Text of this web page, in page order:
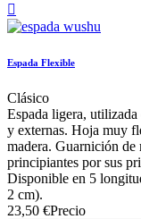

Espada Flexible
Clásico
Espada ligera, utilizada
y externas. Hoja muy
madera. Guarnición de
principiantes por sus
Disponible en 5
2 cm).
23,50 €Precio